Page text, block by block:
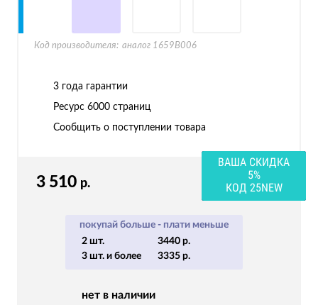
ВАША СКИДКА
5%
КОД 25NEW
3 510 р.
покупай больше - плати меньше
2 шт.
3440 р.
3 шт. и более
3335 р.
нет в наличии
Код производителя: аналог 1659B006
3 года гарантии
Ресурс 6000 страниц
Сообщить о поступлении товара